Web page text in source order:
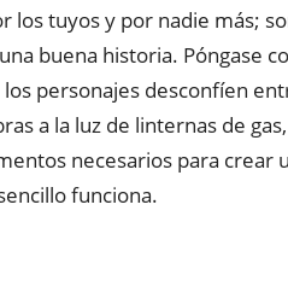
los tuyos y por nadie más;
buena historia. Póngase
personajes desconfíen
a la luz de linternas de
necesarios para crear
funciona.